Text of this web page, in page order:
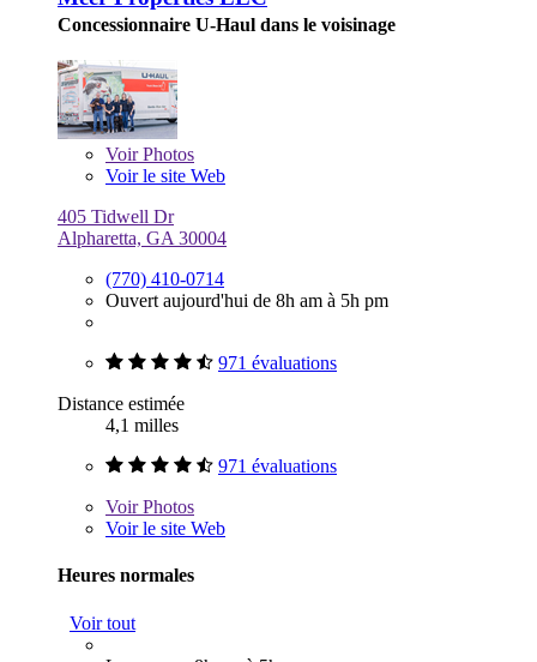
Concessionnaire U-Haul dans le voisinage
VoirPhotos
Voir le site Web
405 Tidwell Dr
Alpharetta, GA 30004
(770) 410-0714
Ouvert aujourd'hui de 8h am à 5h pm
971 évaluations
Distance estimée
4,1 milles
971 évaluations
VoirPhotos
Voir le site Web
Heures normales
Voir tout